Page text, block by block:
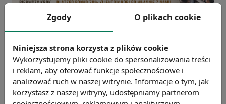
Zgody O plikach cookie
Niniejsza strona korzysta z plików cookie
Wykorzystujemy pliki cookie do spersonalizowania treści
i reklam, aby oferować funkcje społecznościowe i
analizować ruch w naszej witrynie. Informacje o tym, jak
korzystasz z naszej witryny, udostępniamy partnerom